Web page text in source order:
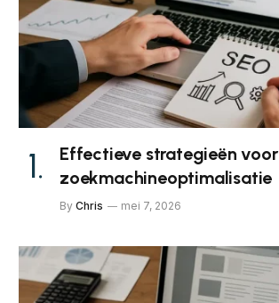
Effectieve strategieën voor
zoekmachineoptimalisatie
By Chris mei 7, 2026